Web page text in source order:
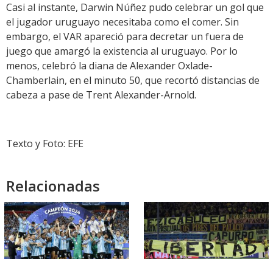
Casi al instante, Darwin Núñez pudo celebrar un gol que
el jugador uruguayo necesitaba como el comer. Sin
embargo, el VAR apareció para decretar un fuera de
juego que amargó la existencia al uruguayo. Por lo
menos, celebró la diana de Alexander Oxlade-
Chamberlain, en el minuto 50, que recortó distancias de
cabeza a pase de Trent Alexander-Arnold.
Texto y Foto: EFE
Relacionadas